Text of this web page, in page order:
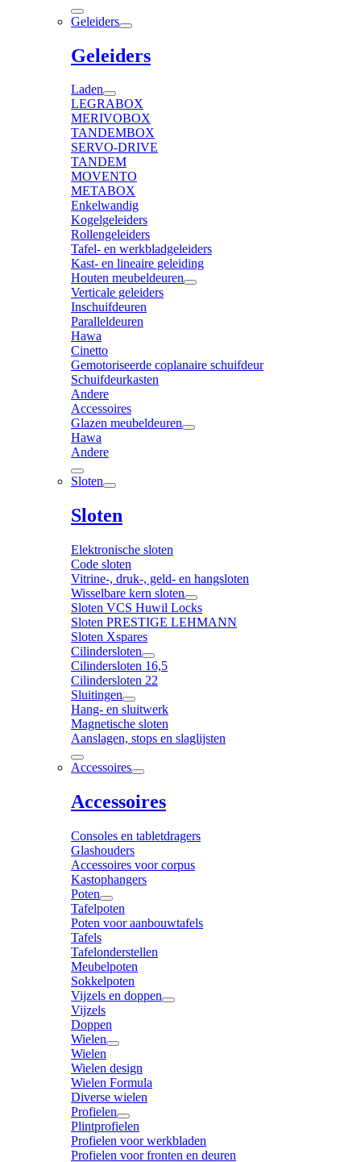
Geleiders
Geleiders
Laden
LEGRABOX
MERIVOBOX
TANDEMBOX
SERVO-DRIVE
TANDEM
MOVENTO
METABOX
Enkelwandig
Kogelgeleiders
Rollengeleiders
Tafel- en werkbladgeleiders
Kast- en lineaire geleiding
Houten meubeldeuren
Verticale geleiders
Inschuifdeuren
Paralleldeuren
Hawa
Cinetto
Gemotoriseerde coplanaire schuifdeur
Schuifdeurkasten
Andere
Accessoires
Glazen meubeldeuren
Hawa
Andere
Sloten
Sloten
Elektronische sloten
Code sloten
Vitrine-, druk-, geld- en hangsloten
Wisselbare kern sloten
Sloten VCS Huwil Locks
Sloten PRESTIGE LEHMANN
Sloten Xspares
Cilindersloten
Cilindersloten 16,5
Cilindersloten 22
Sluitingen
Hang- en sluitwerk
Magnetische sloten
Aanslagen, stops en slaglijsten
Accessoires
Accessoires
Consoles en tabletdragers
Glashouders
Accessoires voor corpus
Kastophangers
Poten
Tafelpoten
Poten voor aanbouwtafels
Tafels
Tafelonderstellen
Meubelpoten
Sokkelpoten
Vijzels en doppen
Vijzels
Doppen
Wielen
Wielen
Wielen design
Wielen Formula
Diverse wielen
Profielen
Plintprofielen
Profielen voor werkbladen
Profielen voor fronten en deuren